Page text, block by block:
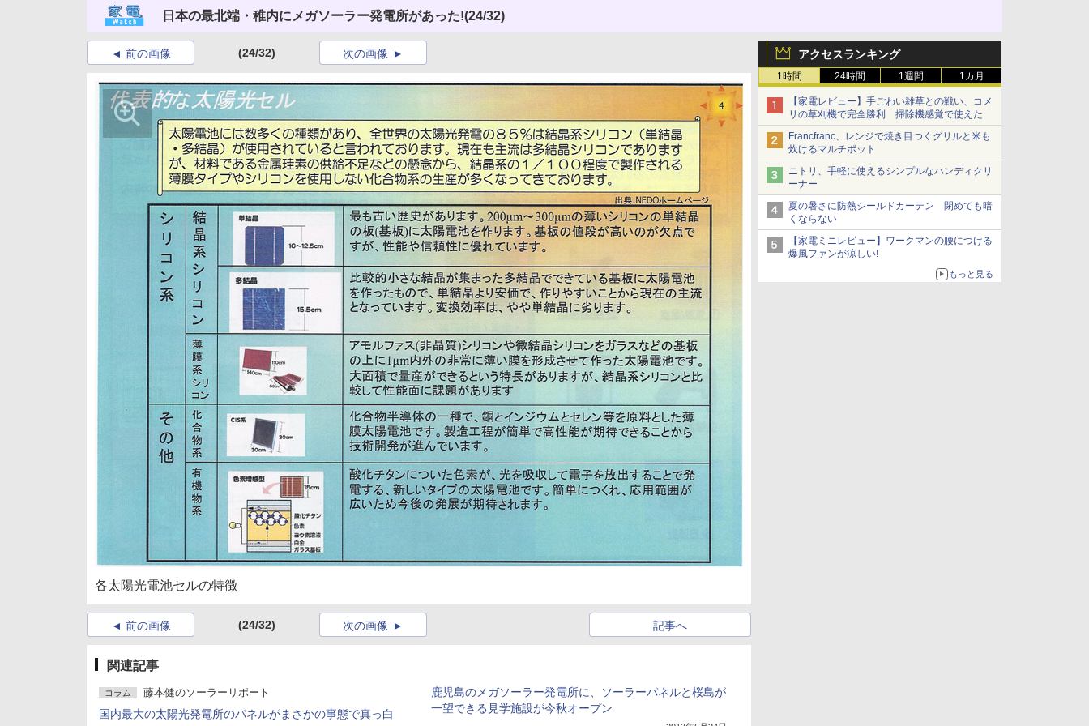
日本の最北端・稚内にメガソーラー発電所があった!(24/32)
アクセスランキング
1時間 24時間 1週間 1カ月
【家電レビュー】手ごわい雑草との戦い、コメ
リの草刈機で完全勝利 掃除機感覚で使えた
Francfranc、レンジで焼き目つくグリルと米も
炊けるマルチポット
ニトリ、手軽に使えるシンプルなハンディクリ
ーナー
夏の暑さに防熱シールドカーテン 閉めても暗
くならない
【家電ミニレビュー】ワークマンの腰につける
爆風ファンが涼しい!
もっと見る
前の画像 (24/32) 次の画像
各太陽光電池セルの特徴
前の画像 (24/32) 記事へ
次の画像
関連記事
コラム 藤本健のソーラーリポート
国内最大の太陽光発電所のパネルがまさかの事態で真っ白
鹿児島のメガソーラー発電所に、ソーラーパネルと桜島が
一望できる見学施設が今秋オープン